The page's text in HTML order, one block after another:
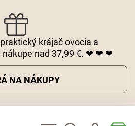
krájač ovocia a
nákupe nad 37,99 €. ❤ ❤ ❤
NA NÁKUPY